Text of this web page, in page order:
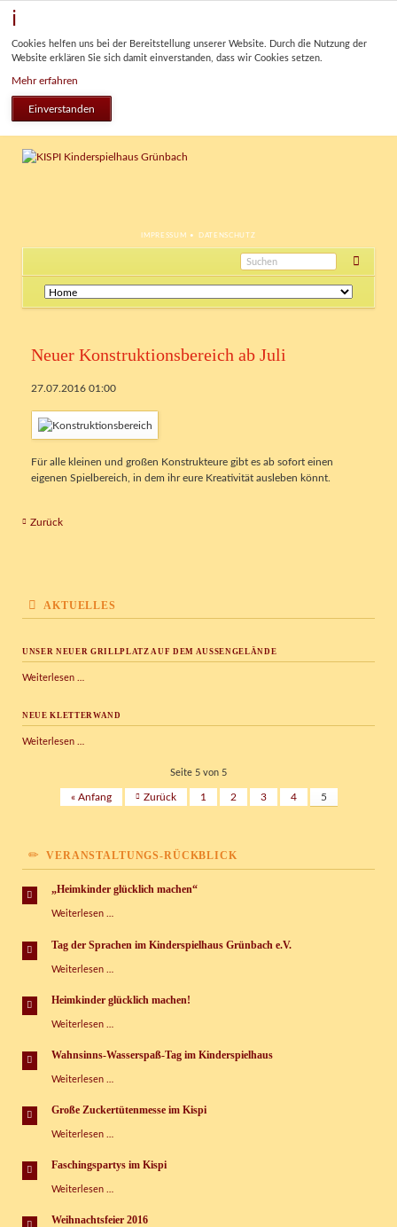
Cookies helfen uns bei der Bereitstellung unserer Website. Durch die Nutzung der
Website erklären Sie sich damit einverstanden, dass wir Cookies setzen.
Mehr erfahren
Einverstanden
NAVIGATION
IMPRESSUM DATENSCHUTZ
Navigation
überspringen
Neuer Konstruktionsbereich ab Juli
27.07.2016 01:00
Für alle kleinen und großen Konstrukteure gibt es ab sofort einen
eigenen Spielbereich, in dem ihr eure Kreativität ausleben könnt.
Zurück
AKTUELLES
UNSER NEUER GRILLPLATZ AUF DEM AUSSENGELÄNDE
Weiterlesen …
auf
Außengelände
NEUE KLETTERWAND
Weiterlesen …
Seite 5 von 5
« Anfang Zurück 1 2 3 4 5
VERANSTALTUNGS-RÜCKBLICK
„Heimkinder glücklich machen“
Weiterlesen …
machen“
Tag der Sprachen im Kinderspielhaus Grünbach e.V.
Weiterlesen …
Sprachen
Kinderspielhaus
e.V.
Heimkinder glücklich machen!
Weiterlesen …
machen!
Wahnsinns-Wasserspaß-Tag im Kinderspielhaus
Weiterlesen …
Tag
Kinderspielhaus
Große Zuckertütenmesse im Kispi
Weiterlesen …
im
Faschingspartys im Kispi
Weiterlesen …
Kispi
Weihnachtsfeier 2016